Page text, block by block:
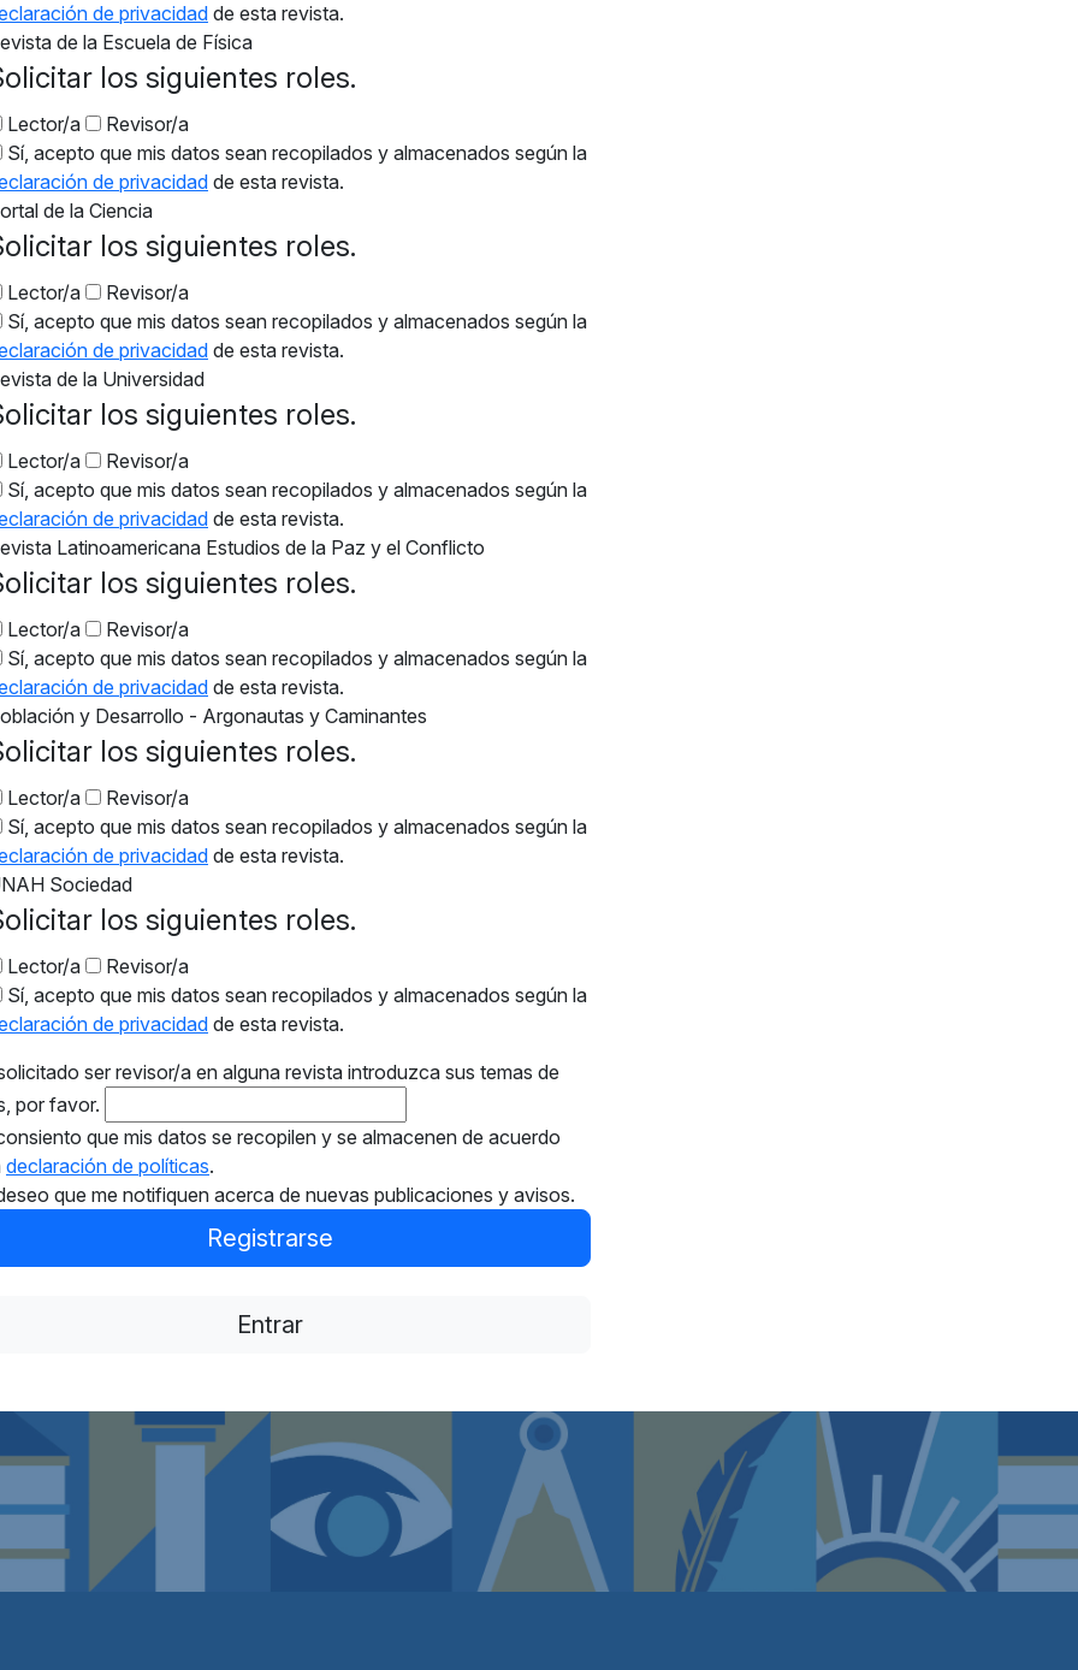
de privacidad de esta revista.
de la Escuela de Física
los siguientes roles.
Lector/a
Revisor/a
Sí, acepto que mis datos sean recopilados y almacenados según la
de privacidad de esta revista.
de la Ciencia
los siguientes roles.
Lector/a
Revisor/a
Sí, acepto que mis datos sean recopilados y almacenados según la
de privacidad de esta revista.
de la Universidad
los siguientes roles.
Lector/a
Revisor/a
Sí, acepto que mis datos sean recopilados y almacenados según la
de privacidad de esta revista.
Latinoamericana Estudios de la Paz y el Conflicto
los siguientes roles.
Lector/a
Revisor/a
Sí, acepto que mis datos sean recopilados y almacenados según la
de privacidad de esta revista.
y Desarrollo - Argonautas y Caminantes
los siguientes roles.
Lector/a
Revisor/a
Sí, acepto que mis datos sean recopilados y almacenados según la
de privacidad de esta revista.
Sociedad
los siguientes roles.
Lector/a
Revisor/a
Sí, acepto que mis datos sean recopilados y almacenados según la
de privacidad de esta revista.
ser revisor/a en alguna revista introduzca sus temas de
por favor.
que mis datos se recopilen y se almacenen de acuerdo
declaración de políticas.
que me notifiquen acerca de nuevas publicaciones y avisos.
Registrarse
Entrar